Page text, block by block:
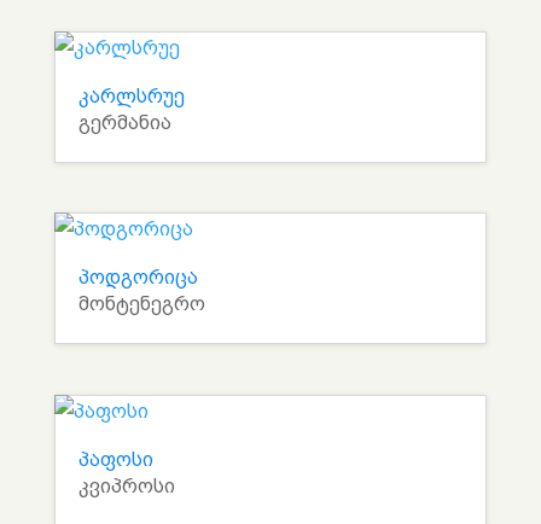
კარლსრუე
გერმანია
პოდგორიცა
მონტენეგრო
პაფოსი
კვიპროსი